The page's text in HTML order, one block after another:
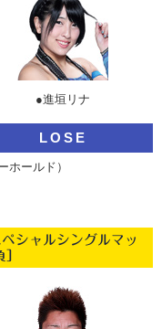
●進垣リナ
LOSE
ホールド）
シャルシングルマッ